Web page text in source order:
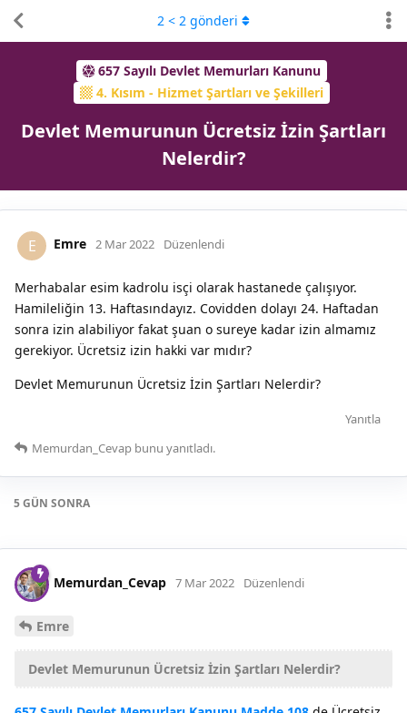
657 Sayılı Devlet Memurları Kanunu
4. Kısım - Hizmet Şartları ve Şekilleri
Devlet Memurunun Ücretsiz İzin Şartları
Nelerdir?
2 < 2 gönderi
E Emre 2 Mar 2022 Düzenlendi
Merhabalar esim kadrolu isçi olarak hastanede çalışıyor.
Hamileliğin 13. Haftasındayız. Covidden dolayı 24. Haftadan
sonra izin alabiliyor fakat şuan o sureye kadar izin almamız
gerekiyor. Ücretsiz izin hakki var mıdır?
Devlet Memurunun Ücretsiz İzin Şartları Nelerdir?
Yanıtla
Memurdan_Cevap bunu yanıtladı.
5 GÜN SONRA
Memurdan_Cevap 7 Mar 2022 Düzenlendi
Emre
Devlet Memurunun Ücretsiz İzin Şartları Nelerdir?